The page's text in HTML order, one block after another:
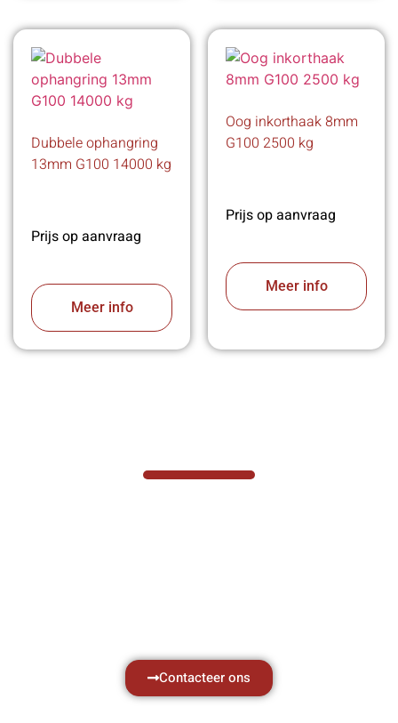
Dubbele ophangring
13mm G100 14000 kg
Prijs op aanvraag
Meer info
Oog inkorthaak 8mm
G100 2500 kg
Prijs op aanvraag
Meer info
Contacteer ons